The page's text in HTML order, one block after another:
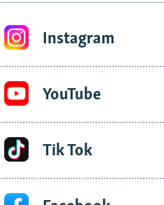
Instagram
YouTube
Tik Tok